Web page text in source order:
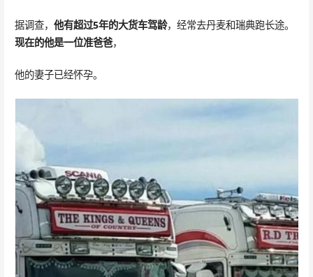
据调查， 他有超过5年的大货车驾龄，经常去丹麦和瑞典跑长途。
现在的他是一位准爸爸，
他的妻子已经怀孕。